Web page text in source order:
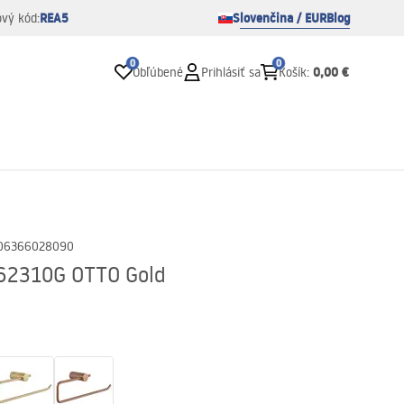
kód:REA5 Slovenčina / EURBlog
0
Obľúbené Prihlásiť sa
0
Košík: 0,00 €
OTTO Gold